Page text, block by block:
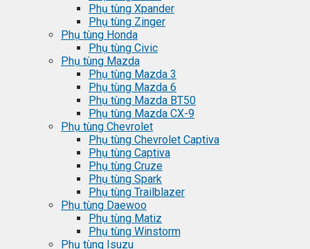
Phụ tùng Xpander
Phụ tùng Zinger
Phụ tùng Honda
Phụ tùng Civic
Phụ tùng Mazda
Phụ tùng Mazda 3
Phụ tùng Mazda 6
Phụ tùng Mazda BT50
Phụ tùng Mazda CX-9
Phụ tùng Chevrolet
Phụ tùng Chevrolet Captiva
Phụ tùng Captiva
Phụ tùng Cruze
Phụ tùng Spark
Phụ tùng Trailblazer
Phụ tùng Daewoo
Phụ tùng Matiz
Phụ tùng Winstorm
Phụ tùng Isuzu